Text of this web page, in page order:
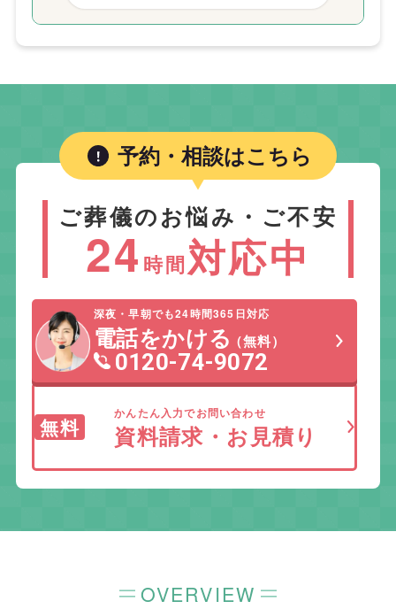
予約・相談はこちら
ご葬儀のお悩み・ご不安
24 時間対応中
深夜・早朝でも24時間365日対応
電話をかける（無料）
0120-74-9072
無料
かんたん入力でお問い合わせ
資料請求・お見積り
OVERVIEW